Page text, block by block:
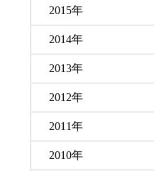
2015年
2014年
2013年
2012年
2011年
2010年